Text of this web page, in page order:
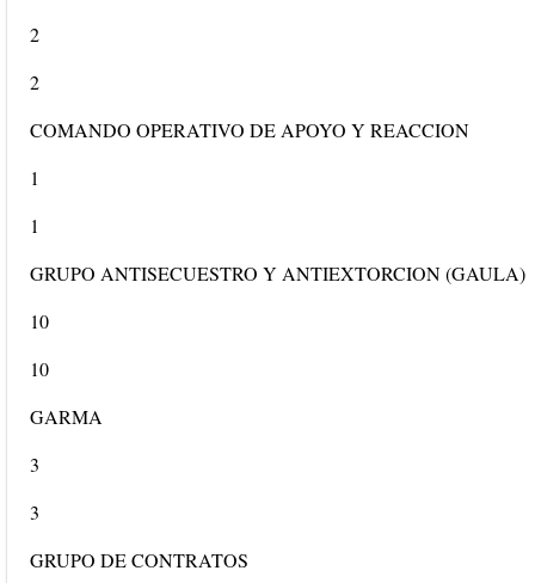
2
2
COMANDO OPERATIVO DE APOYO Y REACCION
1
1
GRUPO ANTISECUESTRO Y ANTIEXTORCION (GAULA)
10
10
GARMA
3
3
GRUPO DE CONTRATOS